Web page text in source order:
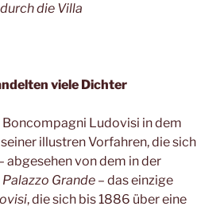
die Villa
viele Dichter
Ludovisi in dem
illustren Vorfahren, die sich
abgesehen von dem in der
Palazzo Grande – das einzige
, die sich bis 1886 über eine